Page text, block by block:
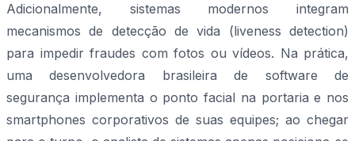
Adicionalmente, sistemas modernos integram
mecanismos de detecção de vida (liveness detection)
para impedir fraudes com fotos ou vídeos. Na prática,
uma desenvolvedora brasileira de software de
segurança implementa o ponto facial na portaria e nos
smartphones corporativos de suas equipes; ao chegar